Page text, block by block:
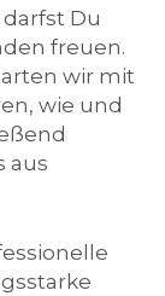
Du
freuen.
wir mit
wie und
aus